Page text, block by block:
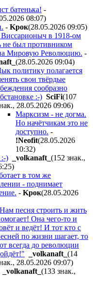
батенька! -
08:07)
- Kpoк(28.05.2026 09:05)
в 1918-ом
не был противником
Мировую Революцию. -
(28.05.2026 09:04)
политику полагается
свои твёрдые
сообразно
:-) SciFi(107
28.05.2026 09:06)
Марксизм - не догма.
Но начётчикам это не
доступно. -
!Neofit(28.05.2026
10:32)
)
_volkanaft_ (152 знак.,
)
в том же
- поднимает
- Kpoк(28.05.2026
песня строить и жить
Она чего-то и
и ведёт! И тот кто с
по жизни шагает, то
всегда до революции
_volkanaft_ (14
28.05.2026 09:07)
_volkanaft_ (133 знак.,